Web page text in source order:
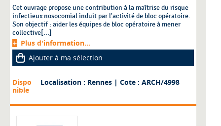
Cet ouvrage propose une contribution à la maîtrise du risque
infectieux nosocomial induit par l'activité de bloc opératoire.
Son objectif : aider les équipes de bloc opératoire à mener
collective[...]
Plus d'information...
Ajouter à ma sélection
Dispo
nible
Localisation : Rennes | Cote : ARCH/4998